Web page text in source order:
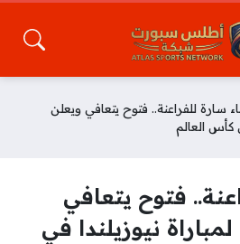
سارة للفراعنة.. فتوح يتعافي ويعلن
كأس العالم
فتوح يتعافي
نيوزيلندا في